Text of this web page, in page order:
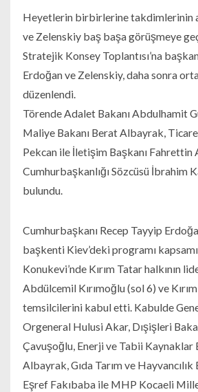
Heyetlerin birbirlerine takdimlerinin
ve Zelenskiy baş başa görüşmeye
Stratejik Konsey Toplantısı’na
Erdoğan ve Zelenskiy, daha sonra
düzenlendi.
Törende Adalet Bakanı Abdulhamit
Maliye Bakanı Berat Albayrak,
Pekcan ile İletişim Başkanı Fahrettin
Cumhurbaşkanlığı Sözcüsü İbrahim
bulundu.
Cumhurbaşkanı Recep Tayyip
başkenti Kiev’deki programı
Konukevi’nde Kırım Tatar halkının
Abdülcemil Kırımoğlu (sol 6) ve
temsilcilerini kabul etti. Kabulde
Orgeneral Hulusi Akar, Dışişleri
Çavuşoğlu, Enerji ve Tabii Kaynaklar
Albayrak, Gıda Tarım ve Hayvancılık
Eşref Fakıbaba ile MHP Kocaeli